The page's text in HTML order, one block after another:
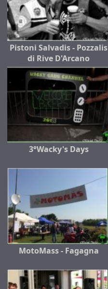
Pistoni Salvadis - Pozzalis
di Rive D'Arcano
3°Wacky's Days
MotoMass - Fagagna